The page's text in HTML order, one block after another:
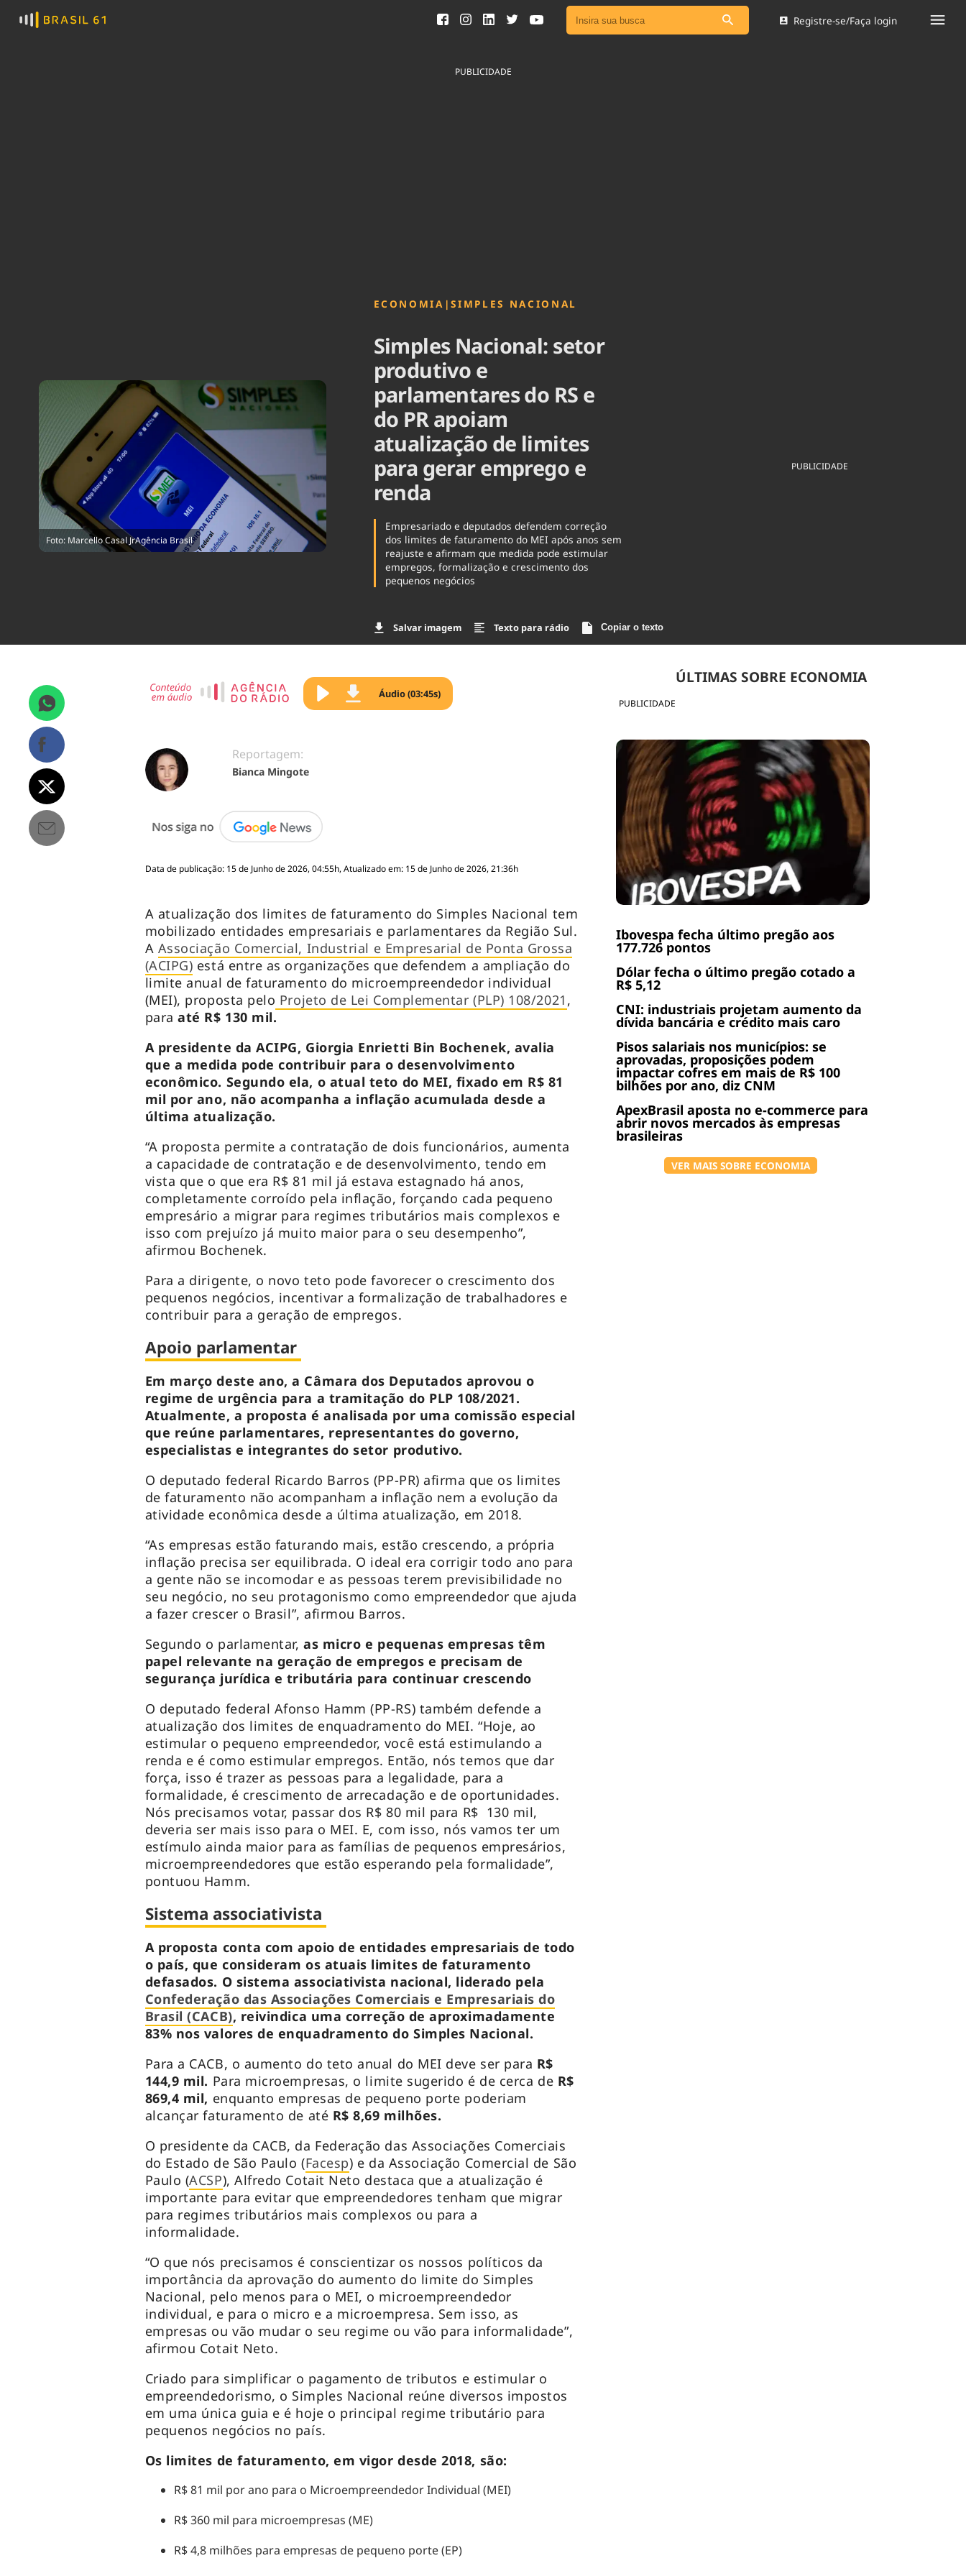
Ver todas as notícias
Brasil
Registre-se/Faça login
PUBLICIDADE
Foto: Marcello Casal JrAgência Brasil
ECONOMIA |SIMPLES NACIONAL
Simples Nacional: setor
produtivo e
parlamentares do RS e
do PR apoiam
atualização de limites
para gerar emprego e
renda
Empresariado e deputados defendem correção
dos limites de faturamento do MEI após anos sem
reajuste e afirmam que medida pode estimular
empregos, formalização e crescimento dos
pequenos negócios
Salvar imagem Texto para rádio Copiar o texto
PUBLICIDADE
PUBLICIDADE
ÚLTIMAS SOBRE ECONOMIA
Ibovespa fecha último pregão aos
177.726 pontos
Dólar fecha o último pregão cotado a
R$ 5,12
CNI: industriais projetam aumento da
dívida bancária e crédito mais caro
Pisos salariais nos municípios: se
aprovadas, proposições podem
impactar cofres em mais de R$ 100
bilhões por ano, diz CNM
ApexBrasil aposta no e-commerce para
abrir novos mercados às empresas
brasileiras
VER MAIS SOBRE ECONOMIA
Áudio (03:45s)
Reportagem:
Bianca Mingote
Data de publicação: 15 de Junho de 2026, 04:55h, Atualizado em: 15 de Junho de 2026, 21:36h
A atualização dos limites de faturamento do Simples Nacional tem
mobilizado entidades empresariais e parlamentares da Região Sul.
A Associação Comercial, Industrial e Empresarial de Ponta Grossa
(ACIPG) está entre as organizações que defendem a ampliação do
limite anual de faturamento do microempreendedor individual
(MEI), proposta pelo Projeto de Lei Complementar (PLP) 108/2021 ,
para até R$ 130 mil.
A presidente da ACIPG, Giorgia Enrietti Bin Bochenek, avalia
que a medida pode contribuir para o desenvolvimento
econômico. Segundo ela, o atual teto do MEI, fixado em R$ 81
mil por ano, não acompanha a inflação acumulada desde a
última atualização.
“A proposta permite a contratação de dois funcionários, aumenta
a capacidade de contratação e de desenvolvimento, tendo em
vista que o que era R$ 81 mil já estava estagnado há anos,
completamente corroído pela inflação, forçando cada pequeno
empresário a migrar para regimes tributários mais complexos e
isso com prejuízo já muito maior para o seu desempenho”,
afirmou Bochenek.
Para a dirigente, o novo teto pode favorecer o crescimento dos
pequenos negócios, incentivar a formalização de trabalhadores e
contribuir para a geração de empregos.
Apoio parlamentar
Em março deste ano, a Câmara dos Deputados aprovou o
regime de urgência para a tramitação do PLP 108/2021.
Atualmente, a proposta é analisada por uma comissão especial
que reúne parlamentares, representantes do governo,
especialistas e integrantes do setor produtivo.
O deputado federal Ricardo Barros (PP-PR) afirma que os limites
de faturamento não acompanham a inflação nem a evolução da
atividade econômica desde a última atualização, em 2018.
“As empresas estão faturando mais, estão crescendo, a própria
inflação precisa ser equilibrada. O ideal era corrigir todo ano para
a gente não se incomodar e as pessoas terem previsibilidade no
seu negócio, no seu protagonismo como empreendedor que ajuda
a fazer crescer o Brasil”, afirmou Barros.
Segundo o parlamentar, as micro e pequenas empresas têm
papel relevante na geração de empregos e precisam de
segurança jurídica e tributária para continuar crescendo
O deputado federal Afonso Hamm (PP-RS) também defende a
atualização dos limites de enquadramento do MEI. “Hoje, ao
estimular o pequeno empreendedor, você está estimulando a
renda e é como estimular empregos. Então, nós temos que dar
força, isso é trazer as pessoas para a legalidade, para a
formalidade, é crescimento de arrecadação e de oportunidades.
Nós precisamos votar, passar dos R$ 80 mil para R$ 130 mil,
deveria ser mais isso para o MEI. E, com isso, nós vamos ter um
estímulo ainda maior para as famílias de pequenos empresários,
microempreendedores que estão esperando pela formalidade”,
pontuou Hamm.
Sistema associativista
A proposta conta com apoio de entidades empresariais de todo
o país, que consideram os atuais limites de faturamento
defasados. O sistema associativista nacional, liderado pela
Confederação das Associações Comerciais e Empresariais do
Brasil (CACB), reivindica uma correção de aproximadamente
83% nos valores de enquadramento do Simples Nacional.
Para a CACB, o aumento do teto anual do MEI deve ser para R$
144,9 mil. Para microempresas, o limite sugerido é de cerca de R$
869,4 mil, enquanto empresas de pequeno porte poderiam
alcançar faturamento de até R$ 8,69 milhões.
O presidente da CACB, da Federação das Associações Comerciais
do Estado de São Paulo (Facesp) e da Associação Comercial de São
Paulo (ACSP), Alfredo Cotait Neto destaca que a atualização é
importante para evitar que empreendedores tenham que migrar
para regimes tributários mais complexos ou para a
informalidade.
“O que nós precisamos é conscientizar os nossos políticos da
importância da aprovação do aumento do limite do Simples
Nacional, pelo menos para o MEI, o microempreendedor
individual, e para o micro e a microempresa. Sem isso, as
empresas ou vão mudar o seu regime ou vão para informalidade”,
afirmou Cotait Neto.
Criado para simplificar o pagamento de tributos e estimular o
empreendedorismo, o Simples Nacional reúne diversos impostos
em uma única guia e é hoje o principal regime tributário para
pequenos negócios no país.
Os limites de faturamento, em vigor desde 2018, são:
R$ 81 mil por ano para o Microempreendedor Individual (MEI)
R$ 360 mil para microempresas (ME)
R$ 4,8 milhões para empresas de pequeno porte (EP)